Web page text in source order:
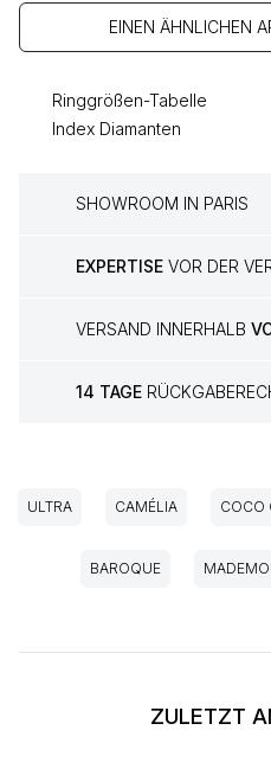
EINEN ÄHNLICHEN
Ringgrößen-Tabelle
Index Diamanten
SHOWROOM IN PARIS
EXPERTISE VOR DER
VERSAND INNERHALB
14 TAGE
ULTRA CAMÉLIA COCO
BAROQUE
ZULETZT